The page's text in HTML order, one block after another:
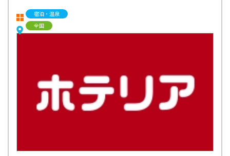
宿泊・温泉
全国